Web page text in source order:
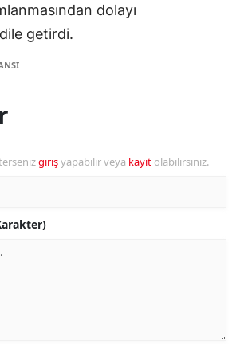
dolayı
getirdi.
girişyapabilir veya kayıt olabilirsiniz.